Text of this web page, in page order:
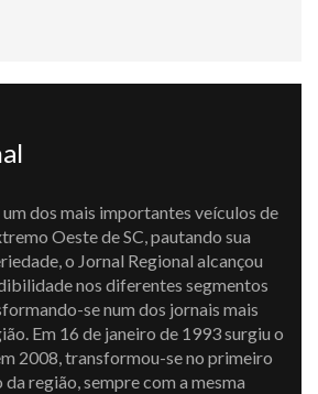
dos mais importantes veículos de
Oeste de SC, pautando sua
o Jornal Regional alcançou
nos diferentes segmentos
se num dos jornais mais
Em 16 de janeiro de 1993 surgiu o
2008, transformou-se no primeiro
região, sempre com a mesma